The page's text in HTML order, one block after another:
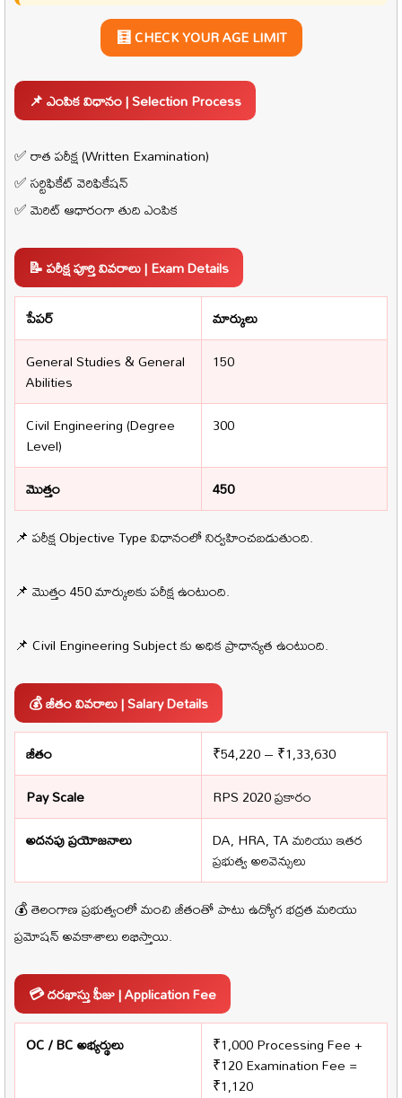
🧮 CHECK YOUR AGE LIMIT
📌 ఎంపిక విధానం | Selection Process
✅ రాత పరీక్ష (Written Examination)
✅ సర్టిఫికేట్ వెరిఫికేషన్
✅ మెరిట్ ఆధారంగా తుది ఎంపిక
📝 పరీక్ష పూర్తి వివరాలు | Exam Details
పేపర్
మార్కులు
General Studies & General
Abilities
150
Civil Engineering (Degree
Level)
300
మొత్తం
450
📌 పరీక్ష Objective Type విధానంలో నిర్వహించబడుతుంది.
📌 మొత్తం 450 మార్కులకు పరీక్ష ఉంటుంది.
📌 Civil Engineering Subject కు అధిక ప్రాధాన్యత ఉంటుంది.
💰 జీతం వివరాలు | Salary Details
జీతం
₹54,220 – ₹1,33,630
Pay Scale
RPS 2020 ప్రకారం
అదనపు ప్రయోజనాలు
DA, HRA, TA మరియు ఇతర
ప్రభుత్వ అలవెన్సులు
💰 తెలంగాణ ప్రభుత్వంలో మంచి జీతంతో పాటు ఉద్యోగ భద్రత మరియు
ప్రమోషన్ అవకాశాలు లభిస్తాయి.
💳 దరఖాస్తు ఫీజు | Application Fee
OC / BC అభ్యర్థులు
₹1,000 Processing Fee +
₹120 Examination Fee =
₹1,120